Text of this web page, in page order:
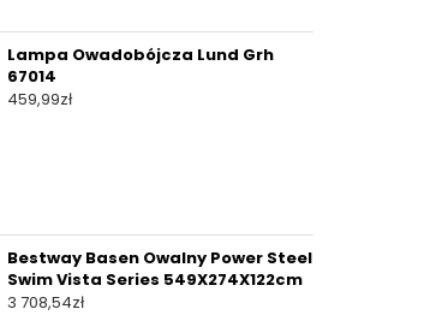
Lampa Owadobójcza Lund Grh
67014
459,99zł
Bestway Basen Owalny Power Steel
Swim Vista Series 549X274X122cm
3 708,54zł